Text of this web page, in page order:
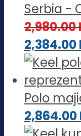
Serbia -
2,980.00
2,384.00
Polo
2,864.00